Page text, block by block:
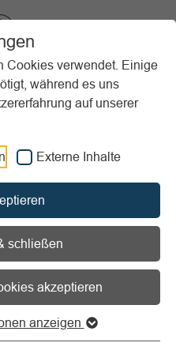
Cookies verwendet. Einige
während es uns
auf unserer
Externe Inhalte
schließen
akzeptieren
anzeigen
Check
öffnen
für
für